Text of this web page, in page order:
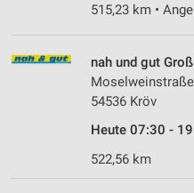
515,23 km •
nah und gut
54536 Kröv
Heute 07:30 -
522,56 km